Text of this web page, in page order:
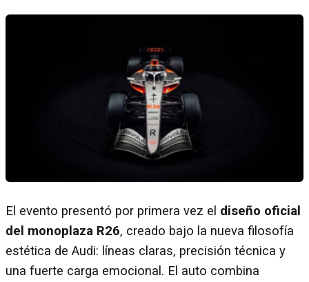
El evento presentó por primera vez el diseño oficial
del monoplaza R26, creado bajo la nueva filosofía
estética de Audi: líneas claras, precisión técnica y
una fuerte carga emocional. El auto combina